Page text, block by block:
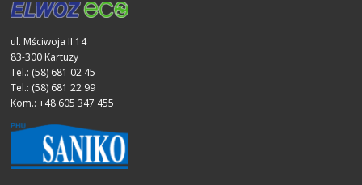
ul. Mściwoja II 14
83-300 Kartuzy
Tel.: (58) 681 02 45
Tel.: (58) 681 22 99
Kom.: +48 605 347 455